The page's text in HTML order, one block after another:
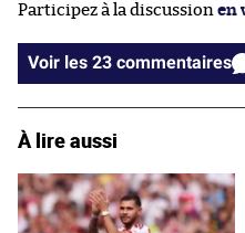
Participez à la discussion en
Voir les 23 commentaires
À lire aussi